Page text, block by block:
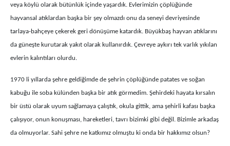
veya köylü olarak bütünlük içinde yaşardık. Evlerimizin çöplüğünde
hayvansal atıklardan başka bir şey olmazdı onu da seneyi devriyesinde
tarlaya-bahçeye çekerek geri dönüşüme katardık. Büyükbaş hayvan atıklarını
da güneşte kurutarak yakıt olarak kullanırdık. Çevreye aykırı tek varlık yıkılan
evlerin kalıntıları olurdu.
1970 li yıllarda şehre geldiğimde de şehrin çöplüğünde patates ve soğan
kabuğu ile soba külünden başka bir atık görmedim. Şehirdeki hayata kırsalın
bir üstü olarak uyum sağlamaya çalıştık, okula gittik, ama şehirli kafası başka
çalışıyor, onun konuşması, hareketleri, tavrı bizimki gibi değil. Bizimle arkadaş
da olmuyorlar. Sahi şehre ne katkımız olmuştu ki onda bir hakkımız olsun?